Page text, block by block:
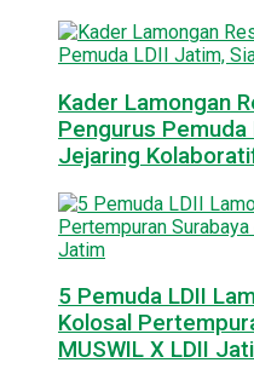
Kader Lamongan
Pengurus Pemuda
Jejaring
5 Pemuda LDII
Kolosal
MUSWIL X LDII